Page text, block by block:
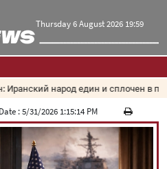
Thursday 6 August 2026 19:59
О нас
народ един и сплочен в
:5/31/2026 1:15:14 PM